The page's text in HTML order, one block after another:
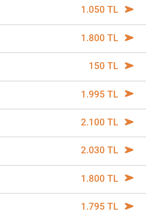
1.050 TL
1.800 TL
150 TL
1.995 TL
2.100 TL
2.030 TL
1.800 TL
1.795 TL